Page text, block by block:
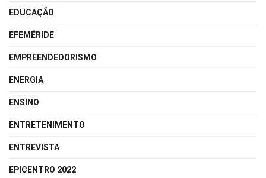
EDUCAÇÃO
EFEMÉRIDE
EMPREENDEDORISMO
ENERGIA
ENSINO
ENTRETENIMENTO
ENTREVISTA
EPICENTRO 2022